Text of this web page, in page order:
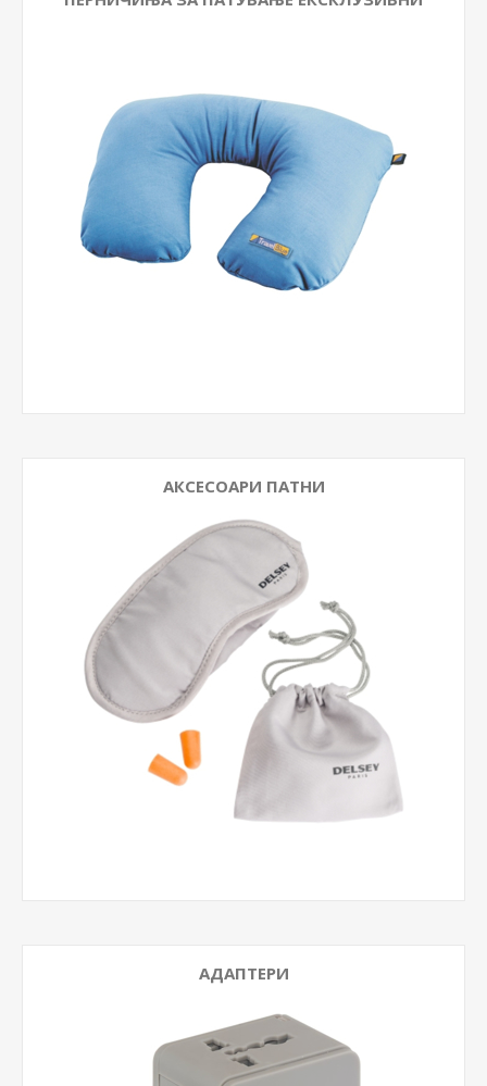
АКСЕСОАРИ ПАТНИ
АДАПТЕРИ